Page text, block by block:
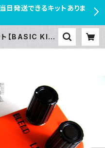
日発送できるキットありま
BASIC KIT】